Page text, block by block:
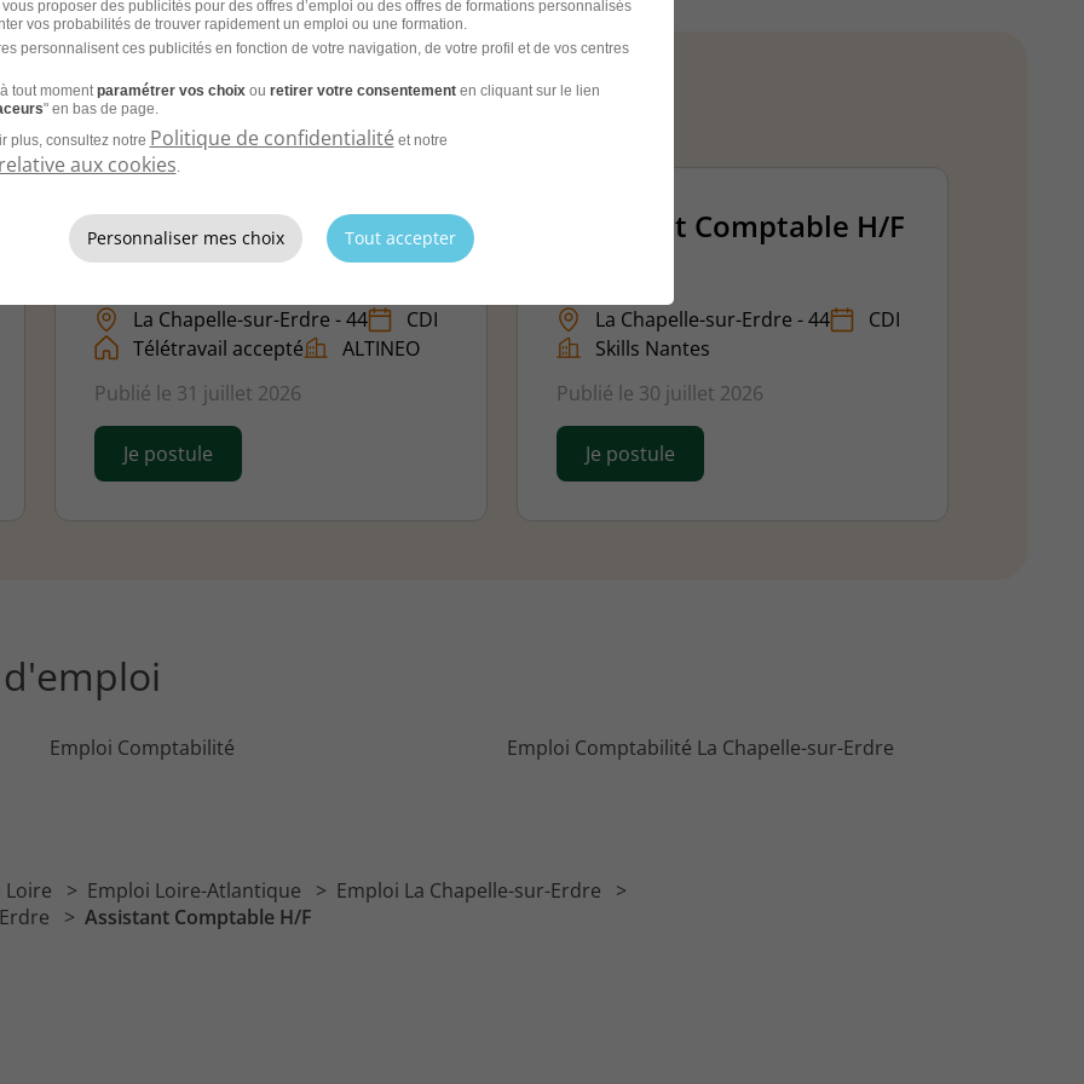
correspondre.
Assistant Comptable
Confirmé H/F
La Chapelle-sur-Erdre - 44
CDI
Télétravail accepté
ALTINEO
Publié le 31 juillet 2026
Je postule
Assistant Comptable H/F
La Chapelle-sur-Erdre - 44
CDI
Skills Nantes
Publié le 30 juillet 2026
Je postule
Emploi Comptabilité Emploi Comptabilité La Chapelle-sur-Erdre
Loire Emploi Loire-Atlantique
Emploi La Chapelle-sur-Erdre
Assistant Comptable H/F
proposer des publicités pour des offres d’emploi ou des offres de formations personnalisés
vos probabilités de trouver rapidement un emploi ou une formation.
personnalisent ces publicités en fonction de votre navigation, de votre profil et de vos centres
tout momentparamétrer vos choixou retirer votre consentementen cliquant sur le lien
" en bas de page.
plus, consultez notre Politique de confidentialité et notre
aux cookies.
Personnaliser mes choix Tout accepter